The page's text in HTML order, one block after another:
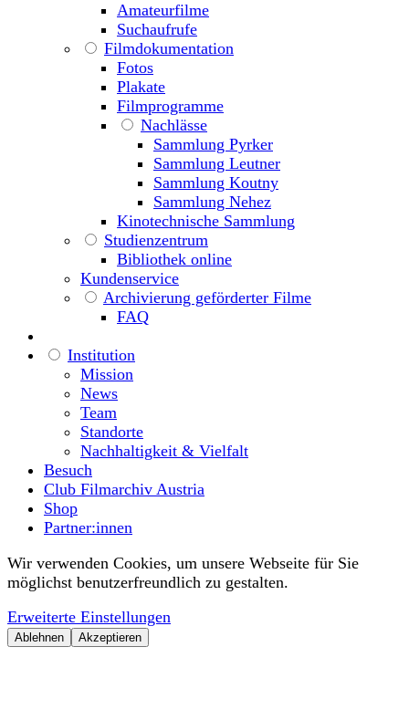
Amateurfilme
Suchaufrufe
Filmdokumentation
Fotos
Plakate
Filmprogramme
Nachlässe
Sammlung Pyrker
Sammlung Leutner
Sammlung Koutny
Sammlung Nehez
Kinotechnische Sammlung
Studienzentrum
Bibliothek online
Kundenservice
Archivierung geförderter Filme
FAQ
Institution
Mission
News
Team
Standorte
Nachhaltigkeit & Vielfalt
Besuch
Club Filmarchiv Austria
Shop
Partner:innen
Wir verwenden Cookies, um unsere Webseite für Sie
möglichst benutzerfreundlich zu gestalten.
Erweiterte Einstellungen
Ablehnen Akzeptieren